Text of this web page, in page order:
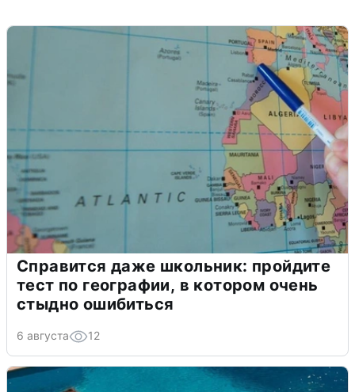
Справится даже школьник: пройдите
тест по географии, в котором очень
стыдно ошибиться
6 августа 12